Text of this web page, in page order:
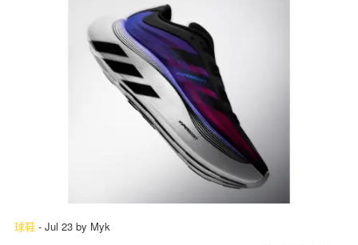
球鞋 - Jul 23 by Myk